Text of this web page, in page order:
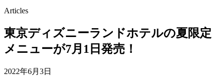
Articles
東京ディズニーランドホテルの夏限定
メニューが7月1日発売！
2022年6月3日